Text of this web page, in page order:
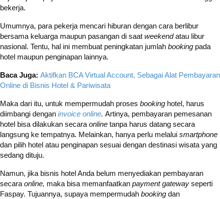
bekerja.
Umumnya, para pekerja mencari hiburan dengan cara berlibur
bersama keluarga maupun pasangan di saat weekendatau libur
nasional. Tentu, hal ini membuat peningkatan jumlah booking pada
hotel maupun penginapan lainnya.
Baca Juga: Aktifkan BCA Virtual Account, Sebagai Alat Pembayaran
Online di Bisnis Hotel & Pariwisata
Maka dari itu, untuk mempermudah proses booking hotel, harus
diimbangi dengan invoice online. Artinya, pembayaran pemesanan
hotel bisa dilakukan secara online tanpa harus datang secara
langsung ke tempatnya. Melainkan, hanya perlu melalui smartphone
dan pilih hotel atau penginapan sesuai dengan destinasi wisata yang
sedang dituju.
Namun, jika bisnis hotel Anda belum menyediakan pembayaran
secara online, maka bisa memanfaatkan payment gateway seperti
Faspay. Tujuannya, supaya mempermudah booking dan